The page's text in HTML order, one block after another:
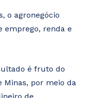
o agronegócio
emprego, renda e
é fruto do
Minas, por meio da